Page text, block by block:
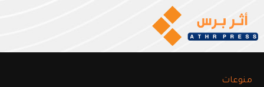
منوعات